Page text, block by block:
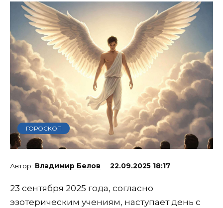
ГОРОСКОП
Владимир Белов 22.09.2025 18:17
23 сентября 2025 года, согласно
эзотерическим учениям, наступает день с